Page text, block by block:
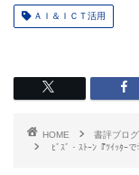
ＡＩ＆ＩＣＴ活用
HOME
書評ブログ
ﾋﾞｽﾞ・ｽﾄｰﾝ『ﾂｲｯﾀｰ